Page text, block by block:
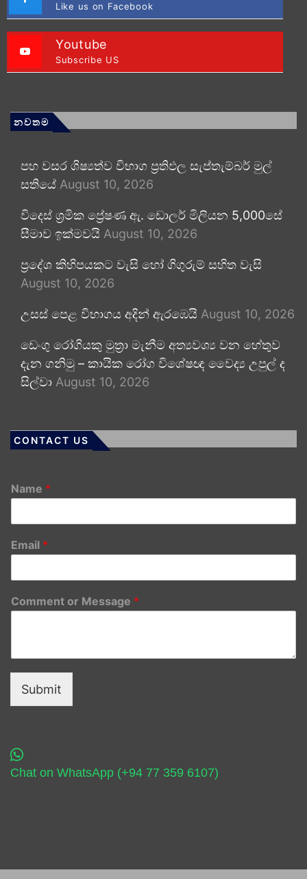
Like us on Facebook
Youtube
Subscribe US
නවතම
පහ වසර ශිෂ්‍යත්ව විභාග ප්‍රතිඵල සැප්තැම්බර් මුල්
සතියේ August 10, 2026
විදෙස් ශ්‍රමික ප්‍රේෂණ ඇ. ඩොලර් මිලියන 5,000සේ
සීමාව ඉක්මවයි August 10, 2026
ප්‍රදේශ කිහිපයකට වැසි හෝ ගිගුරුම් සහිත වැසි
August 10, 2026
උසස් පෙළ විභාගය අදින් ඇරඹෙයි August 10, 2026
ඩෙංගු රෝගියකු ⁣මුත්‍රා මැනීම අත්‍යවශ්‍ය වන හේතුව
දැන ගනිමු – කායික රෝග විශේෂඥ වෛද්‍ය උපුල් ද
සිල්වා August 10, 2026
CONTACT US
Name *
Email *
Comment or Message *
Submit
Chat on WhatsApp (+94 77 359 6107)